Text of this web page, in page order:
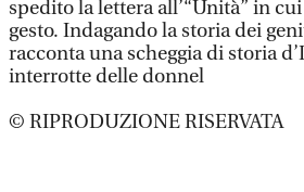
spedito la lettera all’“Unità” in
gesto. Indagando la storia dei
racconta una scheggia di storia
interrotte delle donnel
© RIPRODUZIONE RISERVATA